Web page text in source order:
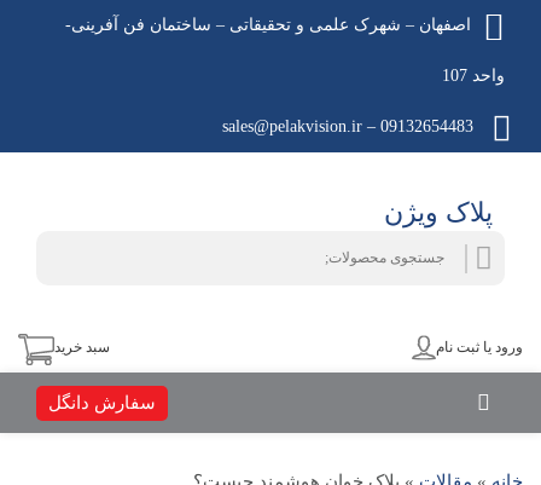
اصفهان – شهرک علمی و تحقیقاتی – ساختمان فن آفرینی-
واحد 107
09132654483 – sales@pelakvision.ir
پلاک ویژن
ورود یا ثبت نام سبد خرید
سفارش دانگل